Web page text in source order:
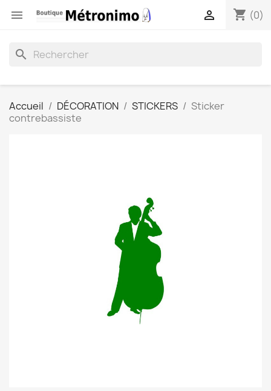
 shopping_cart (0)

search
Accueil DÉCORATION STICKERS
Sticker
contrebassiste